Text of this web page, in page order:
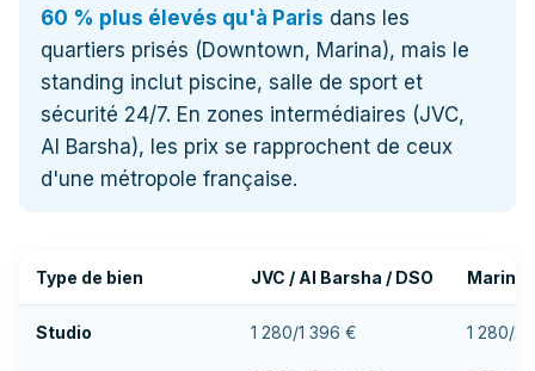
60 % plus élevés qu'à Paris dans les
quartiers prisés (Downtown, Marina), mais le
standing inclut piscine, salle de sport et
sécurité 24/7. En zones intermédiaires (JVC,
Al Barsha), les prix se rapprochent de ceux
d'une métropole française.
Type de bien JVC / Al Barsha / DSO Marina
Studio 1 280/1 396 € 1 280/2